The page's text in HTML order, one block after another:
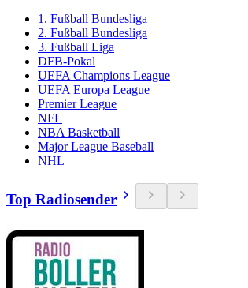
1. Fußball Bundesliga
2. Fußball Bundesliga
3. Fußball Liga
DFB-Pokal
UEFA Champions League
UEFA Europa League
Premier League
NFL
NBA Basketball
Major League Baseball
NHL
Top Radiosender